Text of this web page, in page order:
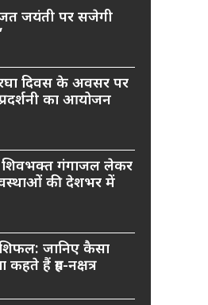
जयंती पर सजेगी
दिवस के अवसर पर
का आयोजन
गंगाजल लेकर
की देशभर में
जानिए कैसा
हैं ग्रह-नक्षत्र